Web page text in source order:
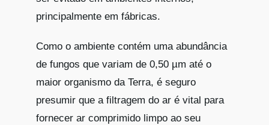
principalmente em fábricas.
Como o ambiente contém uma abundância
de fungos que variam de 0,50 µm até o
maior organismo da Terra, é seguro
presumir que a filtragem do ar é vital para
fornecer ar comprimido limpo ao seu